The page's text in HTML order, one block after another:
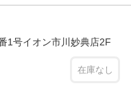
1号イオン市川妙典店2F
在庫なし